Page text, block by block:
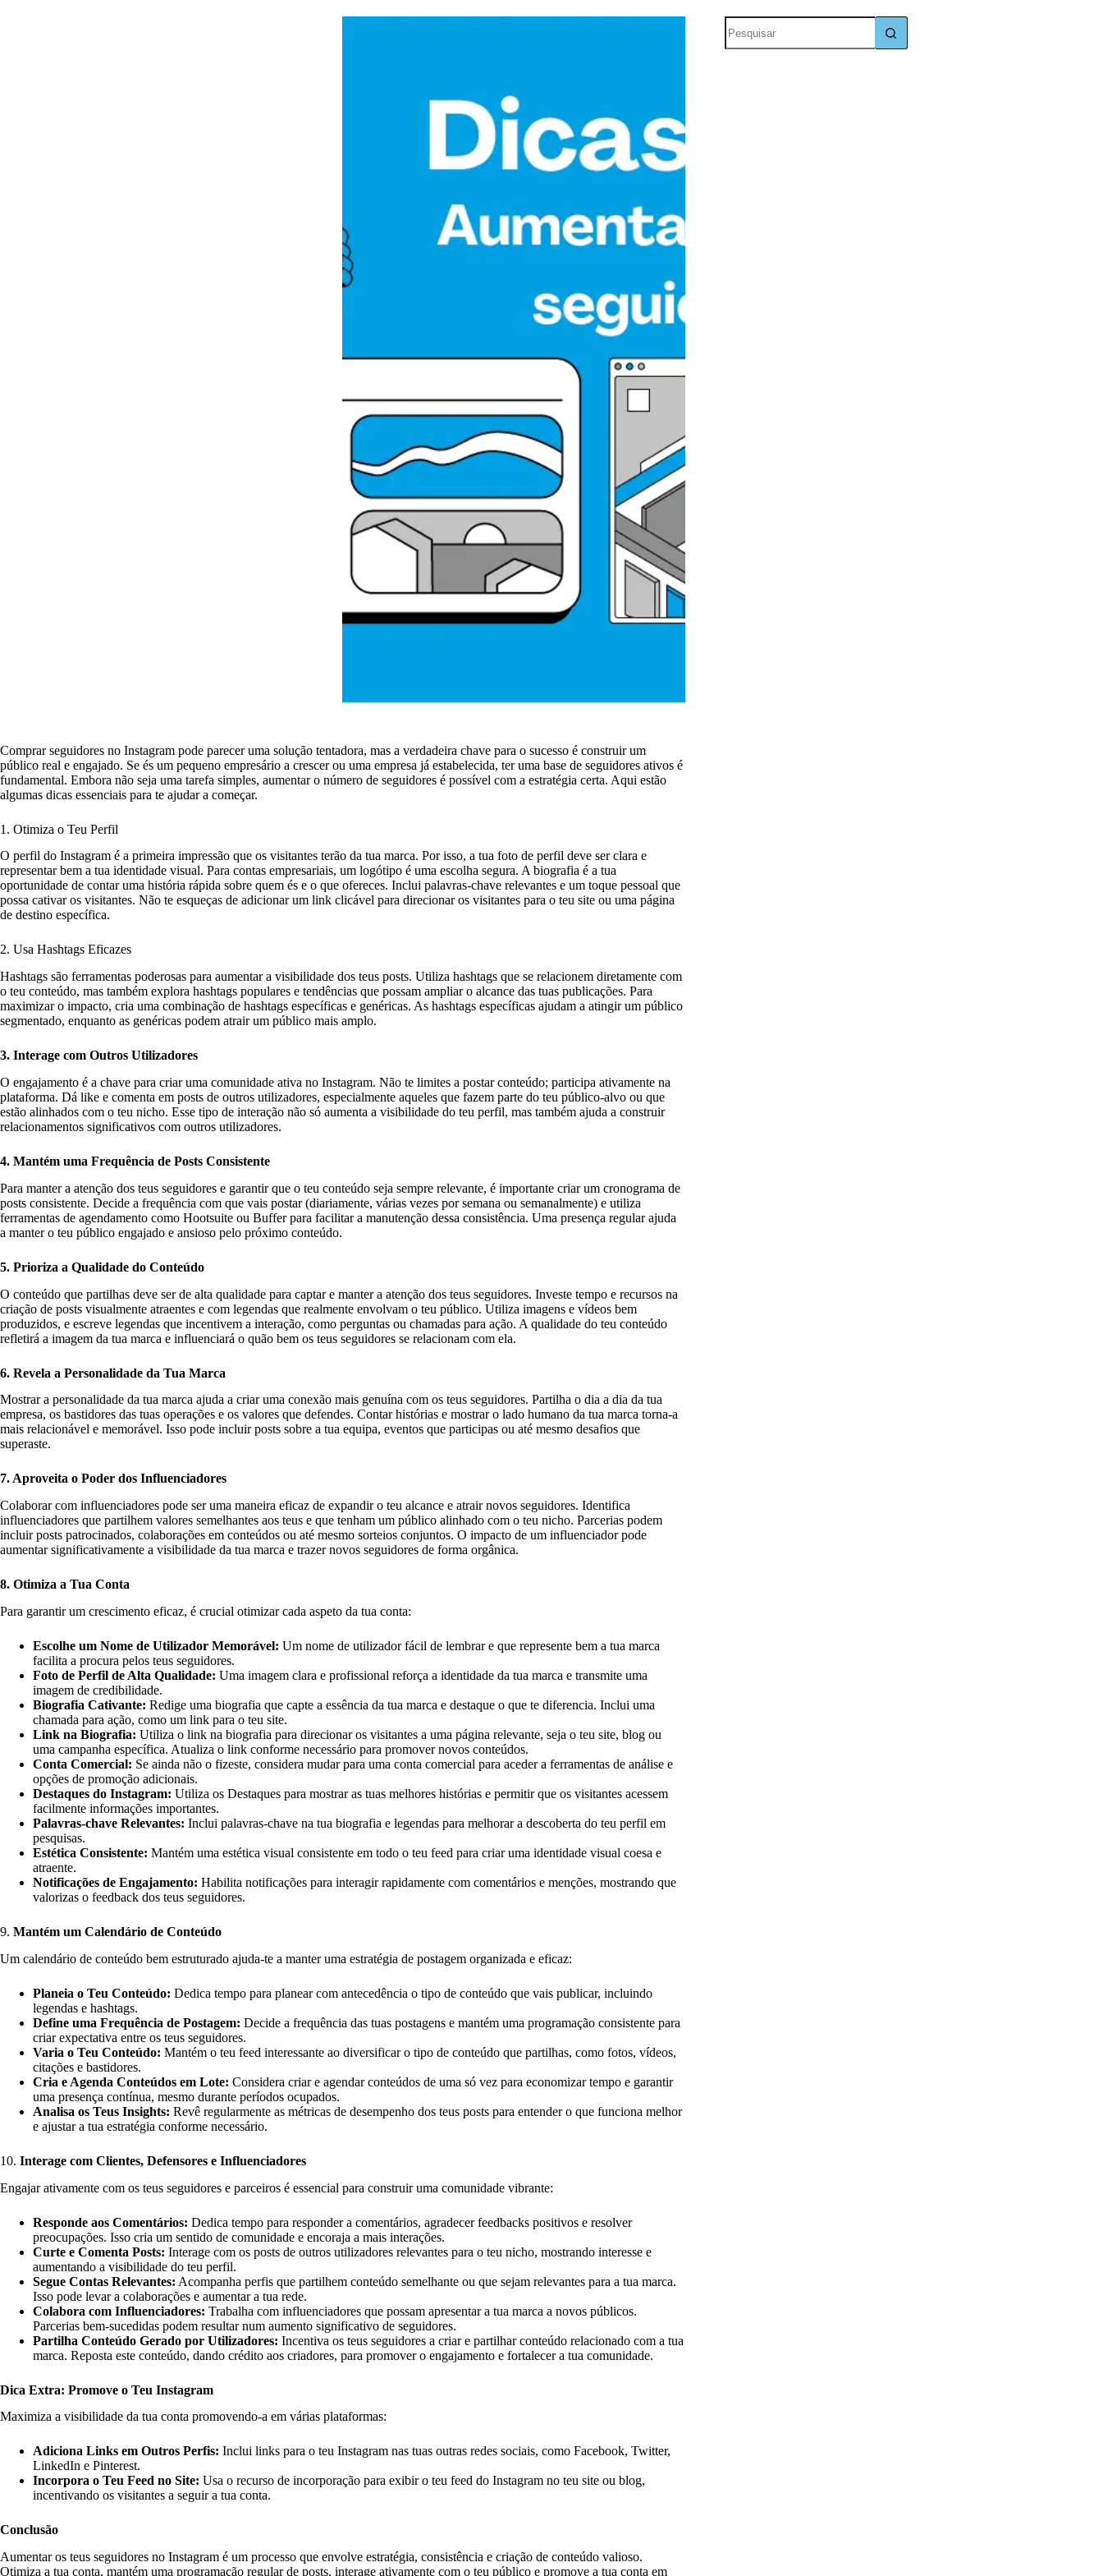
Comprar seguidores no Instagram pode parecer uma solução tentadora, mas a verdadeira chave para o sucesso é construir um
público real e engajado. Se és um pequeno empresário a crescer ou uma empresa já estabelecida, ter uma base de seguidores ativos é
fundamental. Embora não seja uma tarefa simples, aumentar o número de seguidores é possível com a estratégia certa. Aqui estão
algumas dicas essenciais para te ajudar a começar.
1. Otimiza o Teu Perfil
O perfil do Instagram é a primeira impressão que os visitantes terão da tua marca. Por isso, a tua foto de perfil deve ser clara e
representar bem a tua identidade visual. Para contas empresariais, um logótipo é uma escolha segura. A biografia é a tua
oportunidade de contar uma história rápida sobre quem és e o que ofereces. Inclui palavras-chave relevantes e um toque pessoal que
possa cativar os visitantes. Não te esqueças de adicionar um link clicável para direcionar os visitantes para o teu site ou uma página
de destino específica.
2. Usa Hashtags Eficazes
Hashtags são ferramentas poderosas para aumentar a visibilidade dos teus posts. Utiliza hashtags que se relacionem diretamente com
o teu conteúdo, mas também explora hashtags populares e tendências que possam ampliar o alcance das tuas publicações. Para
maximizar o impacto, cria uma combinação de hashtags específicas e genéricas. As hashtags específicas ajudam a atingir um público
segmentado, enquanto as genéricas podem atrair um público mais amplo.
3. Interage com Outros Utilizadores
O engajamento é a chave para criar uma comunidade ativa no Instagram. Não te limites a postar conteúdo; participa ativamente na
plataforma. Dá like e comenta em posts de outros utilizadores, especialmente aqueles que fazem parte do teu público-alvo ou que
estão alinhados com o teu nicho. Esse tipo de interação não só aumenta a visibilidade do teu perfil, mas também ajuda a construir
relacionamentos significativos com outros utilizadores.
4. Mantém uma Frequência de Posts Consistente
Para manter a atenção dos teus seguidores e garantir que o teu conteúdo seja sempre relevante, é importante criar um cronograma de
posts consistente. Decide a frequência com que vais postar (diariamente, várias vezes por semana ou semanalmente) e utiliza
ferramentas de agendamento como Hootsuite ou Bufferpara facilitar a manutenção dessa consistência. Uma presença regular ajuda
a manter o teu público engajado e ansioso pelo próximo conteúdo.
5. Prioriza a Qualidade do Conteúdo
O conteúdo que partilhas deve ser de alta qualidade para captar e manter a atenção dos teus seguidores. Investe tempo e recursos na
criação de posts visualmente atraentes e com legendas que realmente envolvam o teu público. Utiliza imagens e vídeos bem
produzidos, e escreve legendas que incentivem a interação, como perguntas ou chamadas para ação. A qualidade do teu conteúdo
refletirá a imagem da tua marca e influenciará o quão bem os teus seguidores se relacionam com ela.
6. Revela a Personalidade da Tua Marca
Mostrar a personalidade da tua marca ajuda a criar uma conexão mais genuína com os teus seguidores. Partilha o dia a dia da tua
empresa, os bastidores das tuas operações e os valores que defendes. Contar histórias e mostrar o lado humano da tua marca torna-a
mais relacionável e memorável. Isso pode incluir posts sobre a tua equipa, eventos que participas ou até mesmo desafios que
superaste.
7. Aproveita o Poder dos Influenciadores
Colaborar com influenciadores pode ser uma maneira eficaz de expandir o teu alcance e atrair novos seguidores. Identifica
influenciadores que partilhem valores semelhantes aos teus e que tenham um público alinhado com o teu nicho. Parcerias podem
incluir posts patrocinados, colaborações em conteúdos ou até mesmo sorteios conjuntos. O impacto de um influenciador pode
aumentar significativamente a visibilidade da tua marca e trazer novos seguidores de forma orgânica.
8. Otimiza a Tua Conta
Para garantir um crescimento eficaz, é crucial otimizar cada aspeto da tua conta:
Escolhe um Nome de Utilizador Memorável: Um nome de utilizador fácil de lembrar e que represente bem a tua marca
facilita a procura pelos teus seguidores.
Foto de Perfil de Alta Qualidade: Uma imagem clara e profissional reforça a identidade da tua marca e transmite uma
imagem de credibilidade.
Biografia Cativante: Redige uma biografia que capte a essência da tua marca e destaque o que te diferencia. Inclui uma
chamada para ação, como um link para o teu site.
Link na Biografia: Utiliza o link na biografia para direcionar os visitantes a uma página relevante, seja o teu site, blog ou
uma campanha específica. Atualiza o link conforme necessário para promover novos conteúdos.
Conta Comercial: Se ainda não o fizeste, considera mudar para uma conta comercial para aceder a ferramentas de análise e
opções de promoção adicionais.
Destaques do Instagram: Utiliza os Destaques para mostrar as tuas melhores histórias e permitir que os visitantes acessem
facilmente informações importantes.
Palavras-chave Relevantes: Inclui palavras-chave na tua biografia e legendas para melhorar a descoberta do teu perfil em
pesquisas.
Estética Consistente: Mantém uma estética visual consistente em todo o teu feed para criar uma identidade visual coesa e
atraente.
Notificações de Engajamento: Habilita notificações para interagir rapidamente com comentários e menções, mostrando que
valorizas o feedback dos teus seguidores.
9. Mantém um Calendário de Conteúdo
Um calendário de conteúdo bem estruturado ajuda-te a manter uma estratégia de postagem organizada e eficaz:
Planeia o Teu Conteúdo: Dedica tempo para planear com antecedência o tipo de conteúdo que vais publicar, incluindo
legendas e hashtags.
Define uma Frequência de Postagem: Decide a frequência das tuas postagens e mantém uma programação consistente para
criar expectativa entre os teus seguidores.
Varia o Teu Conteúdo: Mantém o teu feed interessante ao diversificar o tipo de conteúdo que partilhas, como fotos, vídeos,
citações e bastidores.
Cria e Agenda Conteúdos em Lote: Considera criar e agendar conteúdos de uma só vez para economizar tempo e garantir
uma presença contínua, mesmo durante períodos ocupados.
Analisa os Teus Insights: Revê regularmente as métricas de desempenho dos teus posts para entender o que funciona melhor
e ajustar a tua estratégia conforme necessário.
10. Interage com Clientes, Defensores e Influenciadores
Engajar ativamente com os teus seguidores e parceiros é essencial para construir uma comunidade vibrante:
Responde aos Comentários: Dedica tempo para responder a comentários, agradecer feedbacks positivos e resolver
preocupações. Isso cria um sentido de comunidade e encoraja a mais interações.
Curte e Comenta Posts: Interage com os posts de outros utilizadores relevantes para o teu nicho, mostrando interesse e
aumentando a visibilidade do teu perfil.
Segue Contas Relevantes: Acompanha perfis que partilhem conteúdo semelhante ou que sejam relevantes para a tua marca.
Isso pode levar a colaborações e aumentar a tua rede.
Colabora com Influenciadores: Trabalha com influenciadores que possam apresentar a tua marca a novos públicos.
Parcerias bem-sucedidas podem resultar num aumento significativo de seguidores.
Partilha Conteúdo Gerado por Utilizadores: Incentiva os teus seguidores a criar e partilhar conteúdo relacionado com a tua
marca. Reposta este conteúdo, dando crédito aos criadores, para promover o engajamento e fortalecer a tua comunidade.
Dica Extra: Promove o Teu Instagram
Maximiza a visibilidade da tua conta promovendo-a em várias plataformas:
Adiciona Links em Outros Perfis: Inclui links para o teu Instagram nas tuas outras redes sociais, como Facebook, Twitter,
LinkedIn e Pinterest.
Incorpora o Teu Feed no Site: Usa o recurso de incorporação para exibir o teu feed do Instagram no teu site ou blog,
incentivando os visitantes a seguir a tua conta.
Conclusão
Aumentar os teus seguidores no Instagram é um processo que envolve estratégia, consistência e criação de conteúdo valioso.
Otimiza a tua conta, mantém uma programação regular de posts, interage ativamente com o teu público e promove a tua conta em